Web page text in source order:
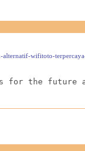
wifitoto-
for the